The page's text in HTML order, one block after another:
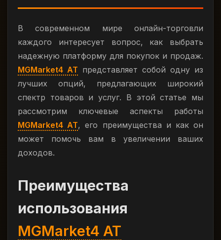
В современном мире онлайн-торговли
каждого интересует вопрос, как выбрать
надежную платформу для покупок и продаж.
MGMarket4 AT представляет собой одну из
лучших опций, предлагающих широкий
спектр товаров и услуг. В этой статье мы
рассмотрим ключевые аспекты работы
MGMarket4 AT, его преимущества и как он
может помочь вам в увеличении ваших
доходов.
Преимущества
использования
MGMarket4 AT